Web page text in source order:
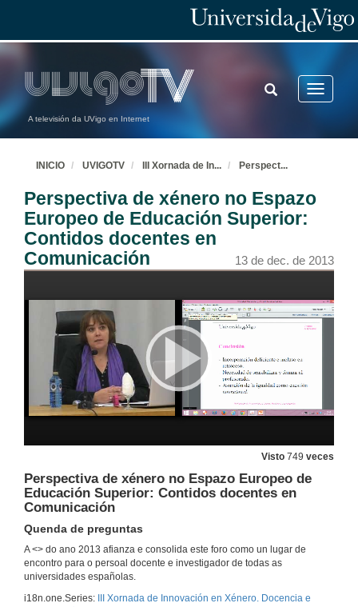
A televisión da UVigo en Internet
Toggle
TOGGLE
SEARCH
INICIO UVIGOTV III Xornada de In... Perspect...
Perspectiva de xénero no Espazo
Europeo de Educación Superior:
Contidos docentes en
Comunicación
13 de dec. de 2013
Visto 749 veces
Perspectiva de xénero no Espazo Europeo de
Educación Superior: Contidos docentes en
Comunicación
Quenda de preguntas
A <> do ano 2013 afianza e consolida este foro como un lugar de
encontro para o persoal docente e investigador de todas as
universidades españolas.
i18n.one.Series:
III Xornada de Innovación en Xénero. Docencia e